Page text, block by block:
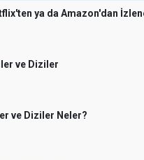
ya da Amazon'dan
ve Diziler
ve Diziler Neler?